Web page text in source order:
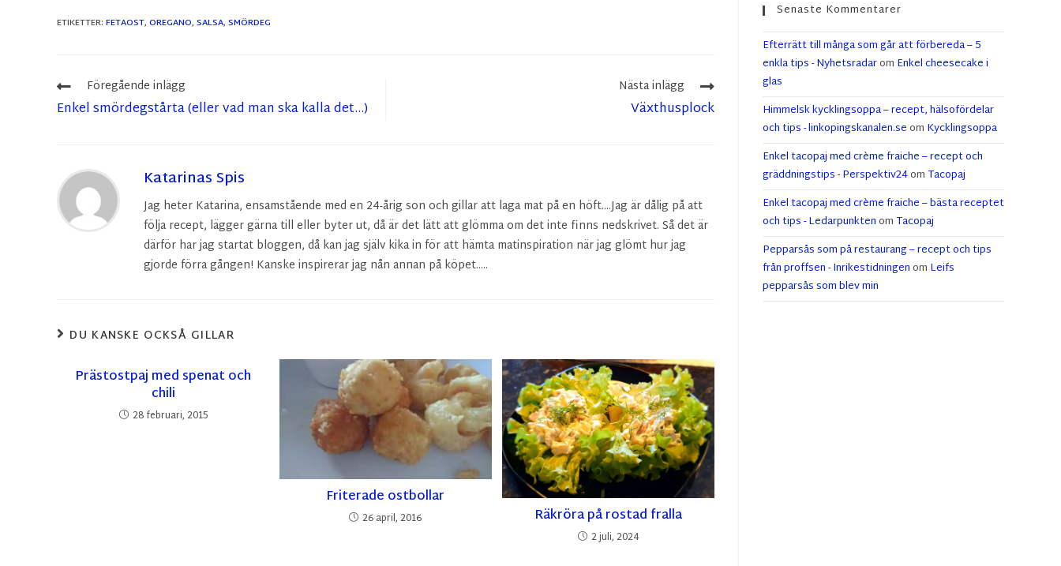
ETIKETTER: FETAOST, OREGANO, SALSA, SMÖRDEG
Föregående inlägg
Enkel smördegstårta (eller vad man ska kalla det…)
Nästa inlägg
Växthusplock
Katarinas Spis
Jag heter Katarina, ensamstående med en 24-årig son och gillar att laga mat på en höft....Jag är dålig på att
följa recept, lägger gärna till eller byter ut, då är det lätt att glömma om det inte finns nedskrivet. Så det är
därför har jag startat bloggen, då kan jag själv kika in för att hämta matinspiration när jag glömt hur jag
gjorde förra gången! Kanske inspirerar jag nån annan på köpet.....
DU KANSKE OCKSÅ GILLAR
Prästostpaj med spenat och
chili
28 februari, 2015
Friterade ostbollar
26 april, 2016 Räkröra på rostad fralla
2 juli, 2024
Senaste Kommentarer
Efterrätt till många som går att förbereda – 5
enkla tips - Nyhetsradarom Enkel cheesecake i
glas
Himmelsk kycklingsoppa – recept, hälsofördelar
och tips - linkopingskanalen.seom Kycklingsoppa
Enkel tacopaj med crème fraiche – recept och
gräddningstips - Perspektiv24omTacopaj
Enkel tacopaj med crème fraiche – bästa receptet
och tips - LedarpunktenomTacopaj
Pepparsås som på restaurang – recept och tips
från proffsen - Inrikestidningenom Leifs
pepparsås som blev min